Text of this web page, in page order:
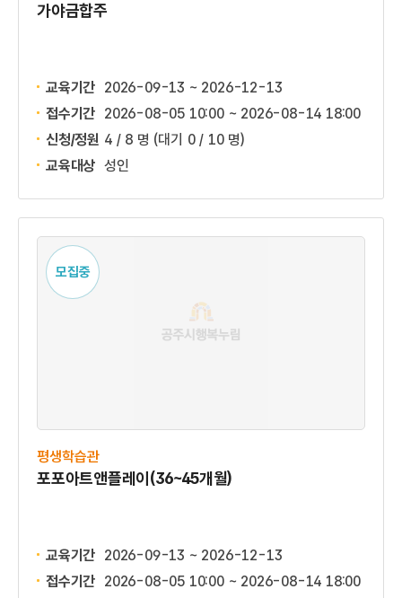
가야금합주
교육기간 2026-09-13 ~ 2026-12-13
접수기간 2026-08-05 10:00 ~ 2026-08-14 18:00
신청/정원 4 / 8 명 (대기 0 / 10 명)
교육대상 성인
모집중
평생학습관
포포아트앤플레이(36~45개월)
교육기간 2026-09-13 ~ 2026-12-13
접수기간 2026-08-05 10:00 ~ 2026-08-14 18:00